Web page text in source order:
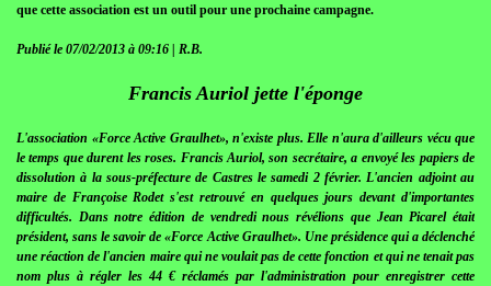
que cette association est un outil pour une prochaine campagne.
Publié le 07/02/2013 à 09:16 | R.B.
Francis Auriol jette l'éponge
L'association «Force Active Graulhet», n'existe plus. Elle n'aura d'ailleurs vécu que
le temps que durent les roses. Francis Auriol, son secrétaire, a envoyé les papiers de
dissolution à la sous-préfecture de Castres le samedi 2 février. L'ancien adjoint au
maire de Françoise Rodet s'est retrouvé en quelques jours devant d'importantes
difficultés. Dans notre édition de vendredi nous révélions que Jean Picarel était
président, sans le savoir de «Force Active Graulhet». Une présidence qui a déclenché
une réaction de l'ancien maire qui ne voulait pas de cette fonction et qui ne tenait pas
nom plus à régler les 44 € réclamés par l'administration pour enregistrer cette